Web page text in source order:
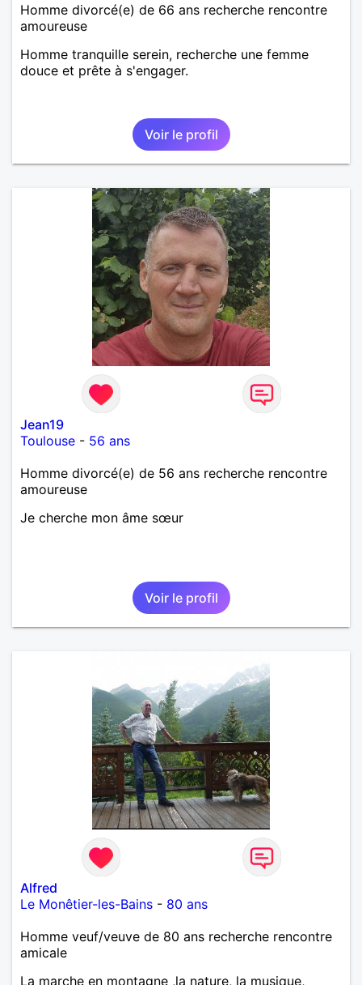
Homme divorcé(e) de 66 ans recherche rencontre
amoureuse
Homme tranquille serein, recherche une femme
douce et prête à s'engager.
Voir le profil
Jean19
Toulouse - 56 ans
Homme divorcé(e) de 56 ans recherche rencontre
amoureuse
Je cherche mon âme sœur
Voir le profil
Alfred
Le Monêtier-les-Bains - 80 ans
Homme veuf/veuve de 80 ans recherche rencontre
amicale
La marche en montagne ,la nature, la musique,